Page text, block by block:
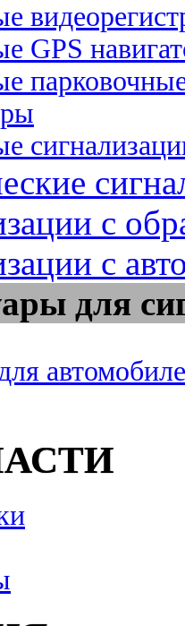
GPS
с
с
для